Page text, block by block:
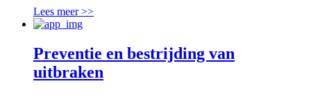
Lees meer >>
Preventie en bestrijding van
uitbraken